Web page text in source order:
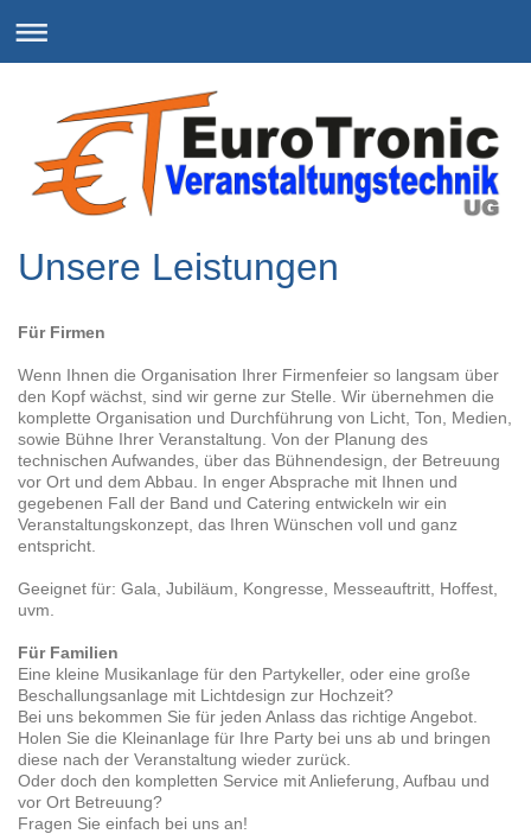
Unsere Leistungen
Für Firmen
Wenn Ihnen die Organisation Ihrer Firmenfeier so langsam über
den Kopf wächst, sind wir gerne zur Stelle. Wir übernehmen die
komplette Organisation und Durchführung von Licht, Ton, Medien,
sowie Bühne Ihrer Veranstaltung. Von der Planung des
technischen Aufwandes, über das Bühnendesign, der Betreuung
vor Ort und dem Abbau. In enger Absprache mit Ihnen und
gegebenen Fall der Band und Catering entwickeln wir ein
Veranstaltungskonzept, das Ihren Wünschen voll und ganz
entspricht.
Geeignet für: Gala, Jubiläum, Kongresse, Messeauftritt, Hoffest,
uvm.
Für Familien
Eine kleine Musikanlage für den Partykeller, oder eine große
Beschallungsanlage mit Lichtdesign zur Hochzeit?
Bei uns bekommen Sie für jeden Anlass das richtige Angebot.
Holen Sie die Kleinanlage für Ihre Party bei uns ab und bringen
diese nach der Veranstaltung wieder zurück.
Oder doch den kompletten Service mit Anlieferung, Aufbau und
vor Ort Betreuung?
Fragen Sie einfach bei uns an!